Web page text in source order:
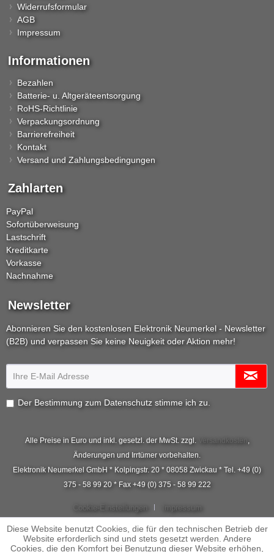
Widerrufsformular
AGB
Impressum
Informationen
Bezahlen
Batterie- u. Altgeräteentsorgung
RoHS-Richtlinie
Verpackungsordnung
Barrierefreiheit
Kontakt
Versand und Zahlungsbedingungen
Zahlarten
PayPal
Sofortüberweisung
Lastschrift
Kreditkarte
Vorkasse
Nachnahme
Newsletter
Abonnieren Sie den kostenlosen Elektronik Neumerkel - Newsletter
(B2B) und verpassen Sie keine Neuigkeit oder Aktion mehr!
Der Bestimmung zum Datenschutz stimme ich zu.
Alle Preise in Euro und inkl. gesetzl. der MwSt. zzgl. Versandkosten
,
Änderungen und Irrtümer vorbehalten.
Elektronik Neumerkel GmbH * Kolpingstr. 20 * 08058 Zwickau * Tel. +49 (0)
375 - 58 99 20 * Fax +49 (0) 375 - 58 99 222
Cookie-Einstellungen Impressum
Diese Website benutzt Cookies, die für den technischen Betrieb der
Website erforderlich sind und stets gesetzt werden. Andere
Cookies, die den Komfort bei Benutzung dieser Website erhöhen,